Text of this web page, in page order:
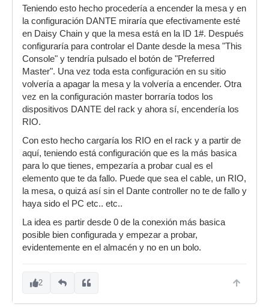
Teniendo esto hecho procedería a encender la mesa y en
la configuración DANTE miraría que efectivamente esté
en Daisy Chain y que la mesa está en la ID 1#. Después
configuraría para controlar el Dante desde la mesa "This
Console" y tendría pulsado el botón de "Preferred
Master". Una vez toda esta configuración en su sitio
volvería a apagar la mesa y la volvería a encender. Otra
vez en la configuración master borraría todos los
dispositivos DANTE del rack y ahora sí, encendería los
RIO.
Con esto hecho cargaría los RIO en el rack y a partir de
aquí, teniendo está configuración que es la más basica
para lo que tienes, empezaría a probar cual es el
elemento que te da fallo. Puede que sea el cable, un RIO,
la mesa, o quizá así sin el Dante controller no te de fallo y
haya sido el PC etc.. etc..
La idea es partir desde 0 de la conexión más basica
posible bien configurada y empezar a probar,
evidentemente en el almacén y no en un bolo.
2